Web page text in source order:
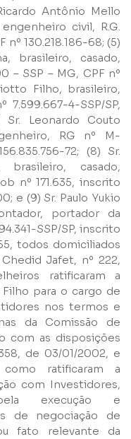
Antônio Mello
civil, R.G.
nº 130.218.186-68; (5)
brasileiro, casado,
– SSP – MG, CPF nº
Filho, brasileiro,
7.599.667-4-SSP/SP,
Sr. Leonardo Couto
RG nº M-
72; (8) Sr.
casado,
nº 171.635, inscrito
e (9) Sr. Paulo Yukio
portador da
SSP/SP, inscrito
todos domiciliados
Jafet, nº 222,
ratificaram a
para o cargo de
nos termos e
da Comissão de
com as disposições
de 03/01/2002, e
ratificaram a
com Investidores,
execução e
de negociação de
fato relevante da
de Uso e Política de